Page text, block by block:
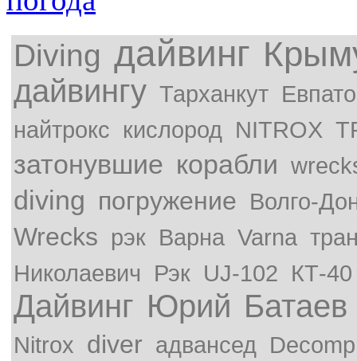
Diving дайвинг
дайвингу Тарханкут
найтрокс кислород NITROX
затонувшие корабли
diving погружение Волго-
Wrecks рэк Варна Varna
Николаевич
Рэк UJ-102 КТ-40
Дайвинг Юрий Батаев
Nitrox diver адвансед